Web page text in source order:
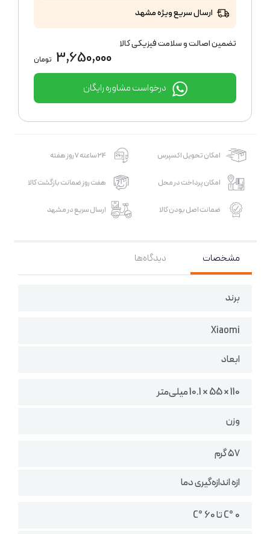
ارسال سریع ویژه مشهد
تضمین اصالت و سلامت فیزیکی کالا
3,650,000 تومان
درخواست مشاوره رایگان
امکان تحویل اکسپرس 24 ساعته 7 روز هفته
امکان پرداخت در محل هفت روز ضمانت بازگشت کالا
ضمانت اصل بودن کالا ارسال سریع در مشهد
مشخصات دیدگاه‌ها
برند
Xiaomi
ابعاد
110 × 55 × 10.1 میلی‌متر
وزن
۵۷ گرم
ازه اندازه‌گیری دما
0 °C تا 60 °C